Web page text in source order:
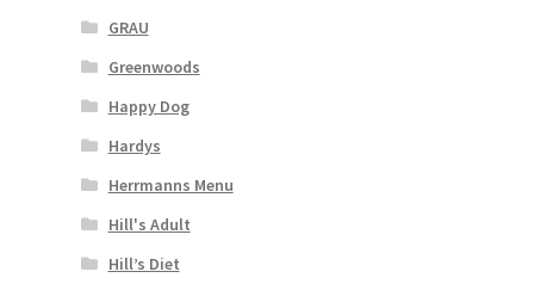
GRAU
Greenwoods
Happy Dog
Hardys
Herrmanns Menu
Hill's Adult
Hill’s Diet